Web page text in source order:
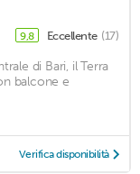
9,8 Eccellente (17)
di Bari, il Terra
balcone e
Verifica disponibilità